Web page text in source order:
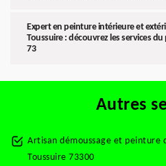
Expert en peinture intérieure et
Toussuire : découvrez les services
73
Autres
Artisan démoussage et peinture
Toussuire 73300